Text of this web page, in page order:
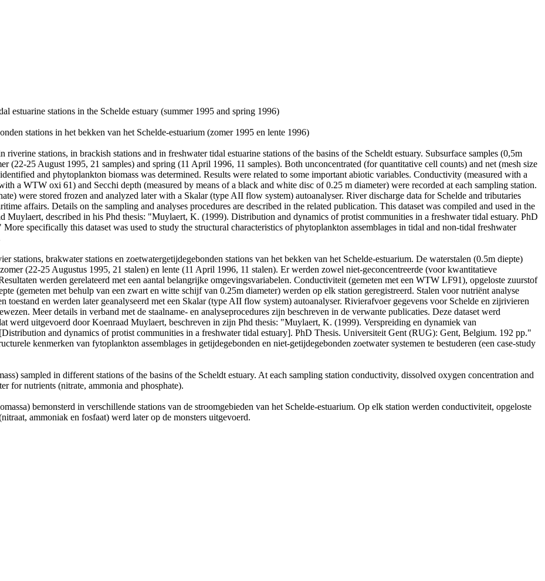
estuarine stations in the Schelde estuary (summer 1995 and spring 1996)
stations in het bekken van het Schelde-estuarium (zomer 1995 en lente 1996)
stations, in brackish stations and in freshwater tidal estuarine stations of the basins of the Scheldt estuary. Subsurface samples (0,5m
(22-25 August 1995, 21 samples) and spring (11 April 1996, 11 samples). Both unconcentrated (for quantitative cell counts) and net (mesh size
and phytoplankton biomass was determined. Results were related to some important abiotic variables. Conductivity (measured with a
a WTW oxi 61) and Secchi depth (measured by means of a black and white disc of 0.25 m diameter) were recorded at each sampling station.
were stored frozen and analyzed later with a Skalar (type AII flow system) autoanalyser. River discharge data for Schelde and tributaries
affairs. Details on the sampling and analyses procedures are described in the related publication. This dataset was compiled and used in the
Muylaert, described in his Phd thesis: "Muylaert, K. (1999). Distribution and dynamics of protist communities in a freshwater tidal estuary. PhD
specifically this dataset was used to study the structural characteristics of phytoplankton assemblages in tidal and non-tidal freshwater
stations, brakwater stations en zoetwatergetijdegebonden stations van het bekken van het Schelde-estuarium. De waterstalen (0.5m diepte)
(22-25 Augustus 1995, 21 stalen) en lente (11 April 1996, 11 stalen). Er werden zowel niet-geconcentreerde (voor kwantitatieve
werden gerelateerd met een aantal belangrijke omgevingsvariabelen. Conductiviteit (gemeten met een WTW LF91), opgeloste zuurstof
(gemeten met behulp van een zwart en witte schijf van 0.25m diameter) werden op elk station geregistreerd. Stalen voor nutriënt analyse
toestand en werden later geanalyseerd met een Skalar (type AII flow system) autoanalyser. Rivierafvoer gegevens voor Schelde en zijrivieren
Meer details in verband met de staalname- en analyseprocedures zijn beschreven in de verwante publicaties. Deze dataset werd
werd uitgevoerd door Koenraad Muylaert, beschreven in zijn Phd thesis: "Muylaert, K. (1999). Verspreiding en dynamiek van
and dynamics of protist communities in a freshwater tidal estuary]. PhD Thesis. Universiteit Gent (RUG): Gent, Belgium. 192 pp."
kenmerken van fytoplankton assemblages in getijdegebonden en niet-getijdegebonden zoetwater systemen te bestuderen (een case-study
sampled in different stations of the basins of the Scheldt estuary. At each sampling station conductivity, dissolved oxygen concentration and
for nutrients (nitrate, ammonia and phosphate).
bemonsterd in verschillende stations van de stroomgebieden van het Schelde-estuarium. Op elk station werden conductiviteit, opgeloste
ammoniak en fosfaat) werd later op de monsters uitgevoerd.